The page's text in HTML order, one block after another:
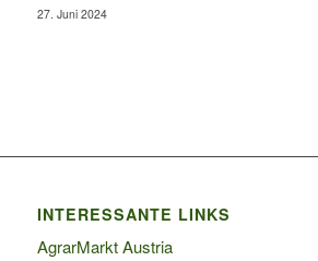
27. Juni 2024
INTERESSANTE LINKS
AgrarMarkt Austria